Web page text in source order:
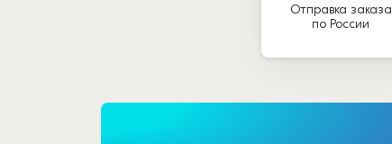
Отправка заказа
по России